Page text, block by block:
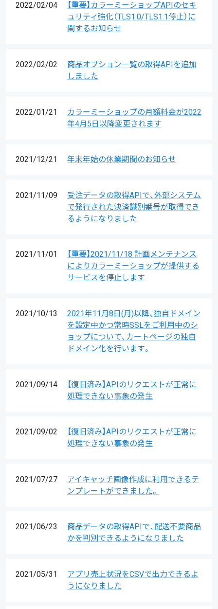
2022/02/04
【重要】カラーミーショップAPIのセキ
ュリティ強化（TLS1.0/TLS1.1停止）に
関するお知らせ
2022/02/02
商品オプション一覧の取得APIを追加
しました
2022/01/21
カラーミーショップの月額料金が2022
年4月5日以降変更されます
2021/12/21 年末年始の休業期間のお知らせ
2021/11/09
受注データの取得APIで、外部システム
で発行された決済識別番号が取得でき
るようになりました
2021/11/01
【重要】2021/11/18 計画メンテナンス
によりカラーミーショップが提供する
サービスを停止します
2021/10/13
2021年11月8日(月)以降、独自ドメイン
を設定中かつ常時SSLをご利用中のシ
ョップについて、カートページの独自
ドメイン化を行います。
2021/09/14
【復旧済み】APIのリクエストが正常に
処理できない事象の発生
2021/09/02
【復旧済み】APIのリクエストが正常に
処理できない事象の発生
2021/07/27
アイキャッチ画像作成に利用できるテ
ンプレートができました。
2021/06/23
商品データの取得APIで、配送不要商品
かを判別できるようになりました
2021/05/31
アプリ売上状況をCSVで出力できるよ
うになりました